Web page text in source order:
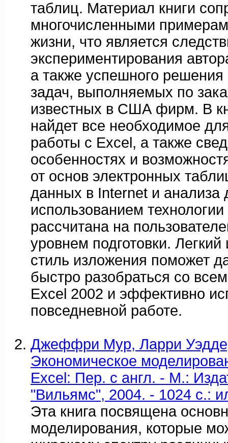
таблиц. Материал книги
многочисленными
жизни, что является
экспериментирования
а также успешного решения
задач, выполняемых по
известных в США фирм. В
найдет все необходимое
работы с Excel, а также
особенностях и
от основ электронных
данных в Internet и анализа
использованием
рассчитана на
уровнем подготовки.
стиль изложения поможет
быстро разобраться со
Excel 2002 и эффективно
повседневной работе.
Джеффри Мур, Ларри
Экономическое
Excel: Пер. с англ. - М.:
"Вильямс", 2004. - 1024 с.:
Эта книга посвящена
моделирования, которые